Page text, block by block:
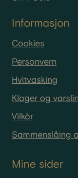
Informasjon
Cookies
Personvern
Hvitvasking
Klager og
Vilkår
Sammenslåing
Mine sider